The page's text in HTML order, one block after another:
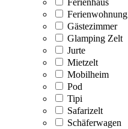
Ferienhaus
Ferienwohnung
Gästezimmer
Glamping Zelt
Jurte
Mietzelt
Mobilheim
Pod
Tipi
Safarizelt
Schäferwagen